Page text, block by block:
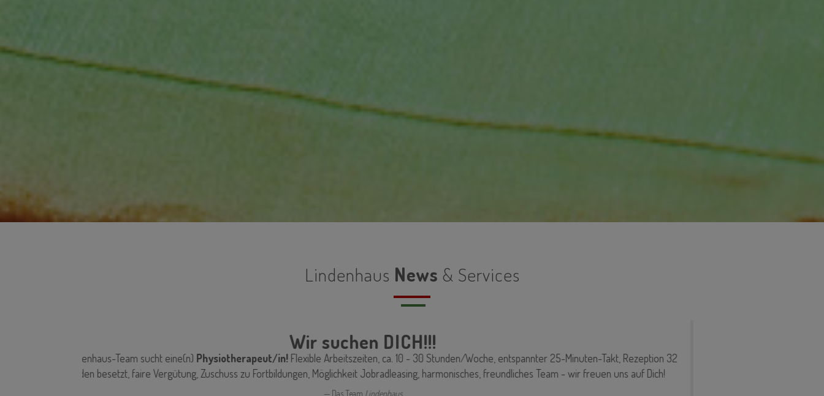
Lindenhaus News & Services
Unsere Praxis ist an folgenden Freitagen
12.06.2026, 19.06.2026 und 03.07.2026,
sowie in der Woche vom17.08.2026 bis 21.08.2026.